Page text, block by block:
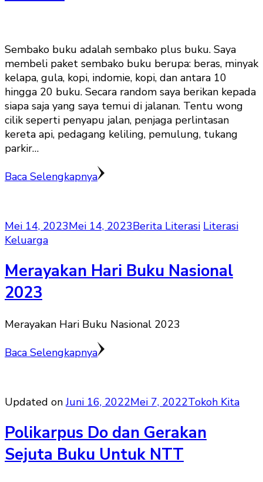
Sembako buku adalah sembako plus buku. Saya
membeli paket sembako buku berupa: beras, minyak
kelapa, gula, kopi, indomie, kopi, dan antara 10
hingga 20 buku. Secara random saya berikan kepada
siapa saja yang saya temui di jalanan. Tentu wong
cilik seperti penyapu jalan, penjaga perlintasan
kereta api, pedagang keliling, pemulung, tukang
parkir…
Baca Selengkapnya
Mei 14, 2023Mei 14, 2023Berita Literasi Literasi
Keluarga
Merayakan Hari Buku Nasional
2023
Merayakan Hari Buku Nasional 2023
Baca Selengkapnya
Updated onJuni 16, 2022Mei 7, 2022Tokoh Kita
Polikarpus Do dan Gerakan
Sejuta Buku Untuk NTT